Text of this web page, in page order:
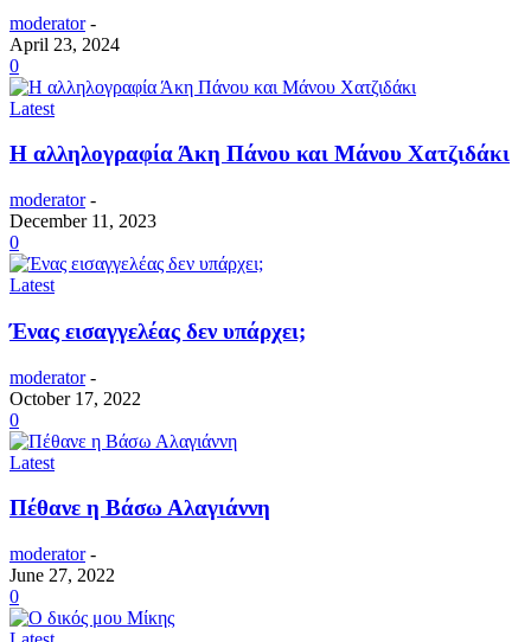
moderator -
April 23, 2024
0
Latest
Η αλληλογραφία Άκη Πάνου και Μάνου Χατζιδάκι
moderator -
December 11, 2023
0
Latest
Ένας εισαγγελέας δεν υπάρχει;
moderator -
October 17, 2022
0
Latest
Πέθανε η Βάσω Αλαγιάννη
moderator -
June 27, 2022
0